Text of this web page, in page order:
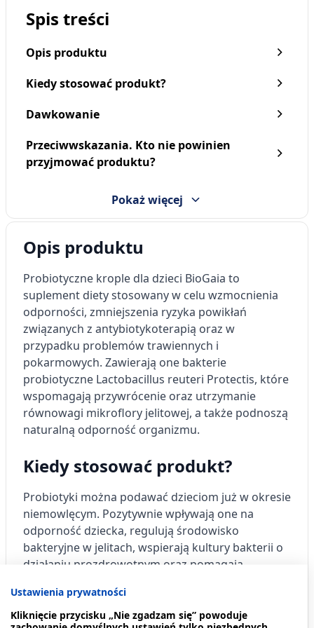
Biogaia Pharax, krople, 5
ml
Biogaia Gastrus IBS,
88,49 zł
Spis treści
Opis produktu
Kiedy stosować produkt?
Dawkowanie
Przeciwwskazania. Kto nie powinien
przyjmować produktu?
Pokaż więcej
Opis produktu
Probiotyczne krople dla dzieci BioGaia to
suplement diety stosowany w celu wzmocnienia
odporności, zmniejszenia ryzyka powikłań
związanych z antybiotykoterapią oraz w
przypadku problemów trawiennych i
pokarmowych. Zawierają one bakterie
probiotyczne Lactobacillus reuteri Protectis, które
wspomagają przywrócenie oraz utrzymanie
równowagi mikroflory jelitowej, a także podnoszą
naturalną odporność organizmu.
Kiedy stosować produkt?
Probiotyki można podawać dzieciom już w okresie
niemowlęcym. Pozytywnie wpływają one na
odporność dziecka, regulują środowisko
bakteryjne w jelitach, wspierają kultury bakterii o
działaniu prozdrowotnym oraz pomagają
Probiotyczne suplementy diety są zalecane w
Ustawienia prywatności
Kliknięcie przycisku „Nie zgadzam się” powoduje